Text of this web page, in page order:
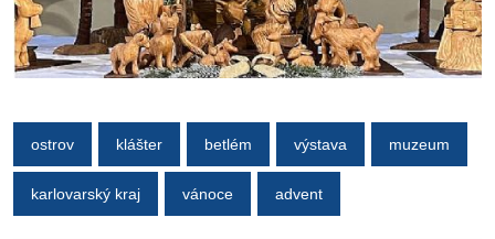
ostrov klášter betlém výstava muzeum
karlovarský kraj vánoce advent